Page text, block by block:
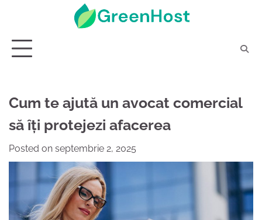
Cum te ajută un avocat comercial
să îți protejezi afacerea
Posted on septembrie 2, 2025